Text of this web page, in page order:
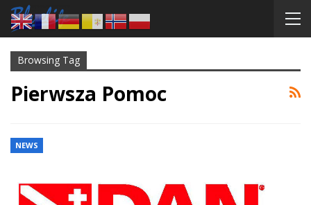
Browsing Tag
Pierwsza Pomoc
NEWS